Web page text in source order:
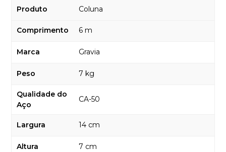
Produto Coluna
Comprimento 6 m
Marca Gravia
Peso 7 kg
Qualidade do
Aço
CA-50
Largura 14 cm
Altura 7 cm